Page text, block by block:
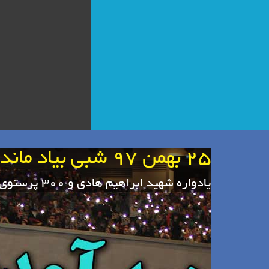
25 بهمن 97 شبی بیاد ماندنی
یادواره شهید ابراهیم هادی و 300 پرستوی گمنام کانال کمیل و حنظله